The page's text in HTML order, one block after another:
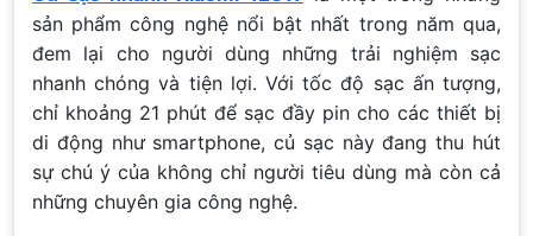
sản phẩm công nghệ nổi bật nhất trong năm qua,
đem lại cho người dùng những trải nghiệm sạc
nhanh chóng và tiện lợi. Với tốc độ sạc ấn tượng,
chỉ khoảng 21 phút để sạc đầy pin cho các thiết bị
di động như smartphone, củ sạc này đang thu hút
sự chú ý của không chỉ người tiêu dùng mà còn cả
những chuyên gia công nghệ.